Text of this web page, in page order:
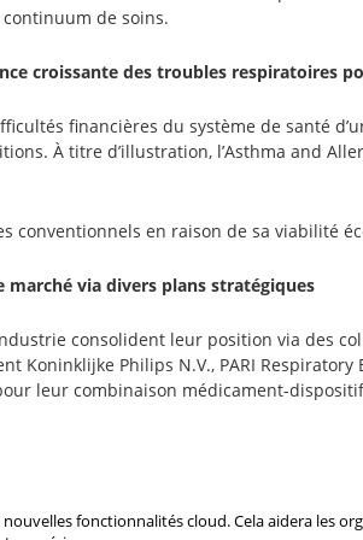
de soins.
croissante des troubles respiratoires
financières du système de santé
À titre d’illustration, l’Asthma and
en raison de sa viabilité
marché via divers plans stratégiques
consolident leur position via des
Philips N.V., PARI
leur combinaison médicament-
fonctionnalités cloud. Cela aidera les